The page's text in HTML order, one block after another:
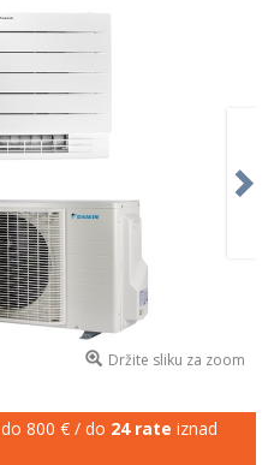
Držite sliku za zoom
do 800 € / do 24 rate iznad